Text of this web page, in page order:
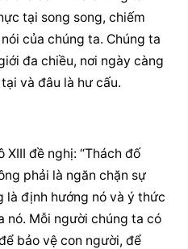
tại song song, chiếm
của chúng ta. Chúng ta
đa chiều, nơi ngày càng
và đâu là hư cấu.
XIII đề nghị: “Thách đố
phải là ngăn chặn sự
là định hướng nó và ý thức
nó. Mỗi người chúng ta có
bảo vệ con người, để